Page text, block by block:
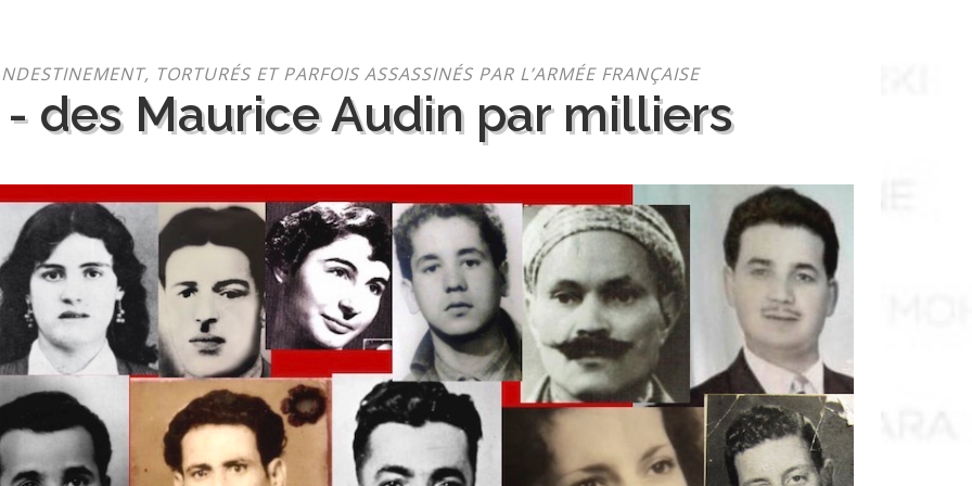
TORTURÉS ET PARFOIS ASSASSINÉS PAR L’ARMÉE FRANÇAISE
des Maurice Audin par milliers